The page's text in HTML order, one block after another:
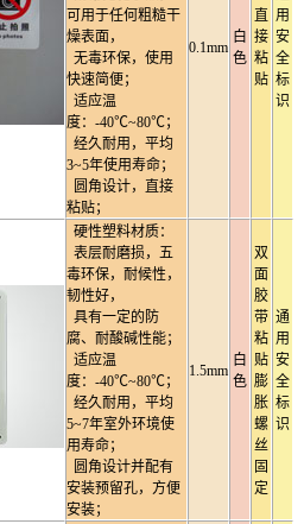
可用于任何粗糙干
燥表面，
无毒环保，使用
快速简便；
适应温
度：-40℃~80℃；
经久耐用，平均
3~5年使用寿命；
圆角设计，直接
粘贴；
0.1mm
白
色
直
接
粘
贴
用
安
全
标
识
硬性塑料材质：
表层耐磨损，五
毒环保，耐候性，
韧性好，
具有一定的防
腐、耐酸碱性能；
适应温
度：-40℃~80℃；
经久耐用，平均
5~7年室外环境使
用寿命；
圆角设计并配有
安装预留孔，方便
安装；
1.5mm
白
色
双
面
胶
带
粘
贴
膨
胀
螺
丝
固
定
通
用
安
全
标
识